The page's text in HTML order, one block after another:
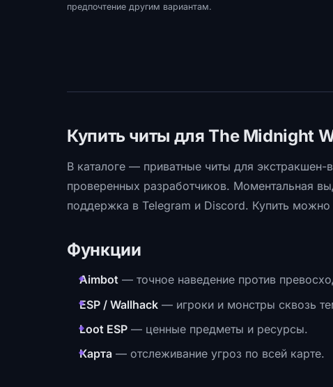
предпочтение другим вариантам.
Купить читы для The Midnight
В каталоге — приватные читы для
проверенных разработчиков. Моментальная
поддержка в Telegram и Discord. Купить
Функции
Aimbot — точное наведение против
ESP / Wallhack — игроки и монстры сквозь
Loot ESP — ценные предметы и ресурсы.
Карта — отслеживание угроз по всей карте.